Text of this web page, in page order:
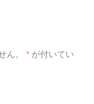
ん。 * が付いてい